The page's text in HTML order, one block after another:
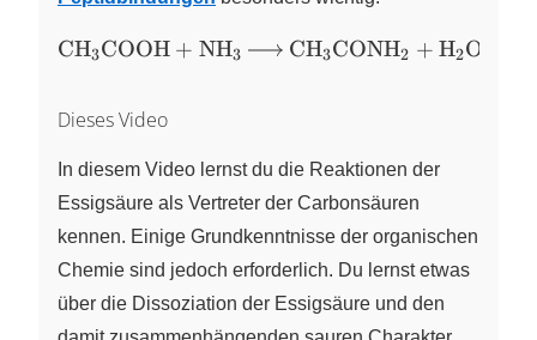
\ce{CH3COOH
H2O}
CHX
3COOH + NHX
3 CHX
3CONHX
2 + HX
2O
Dieses Video
In diesem Video lernst du die Reaktionen der
Essigsäure als Vertreter der Carbonsäuren
kennen. Einige Grundkenntnisse der organischen
Chemie sind jedoch erforderlich. Du lernst etwas
über die Dissoziation der Essigsäure und den